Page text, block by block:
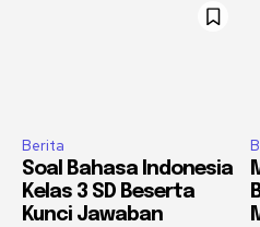
Berita
Soal Bahasa Indonesia
Kelas 3 SD Beserta
Kunci Jawaban